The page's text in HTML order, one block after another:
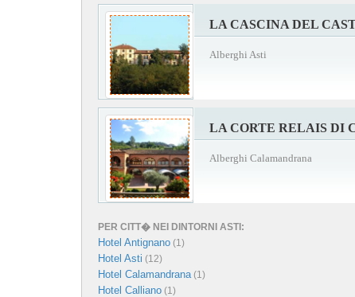
LA CASCINA DEL
Alberghi Asti
LA CORTE RELAIS DI
Alberghi Calamandrana
PER CITT� NEI DINTORNI ASTI:
Hotel Antignano (1)
Hotel Asti (12)
Hotel Calamandrana(1)
Hotel Calliano (1)